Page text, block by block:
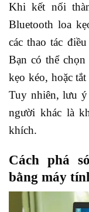
Khi kết nối
Bluetooth loa
các thao tác
Bạn có thể
kẹo kéo, hoặc
Tuy nhiên, lưu ý
người khác là
khích.
Cách phá
bằng máy